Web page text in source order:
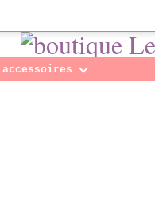
accessoires